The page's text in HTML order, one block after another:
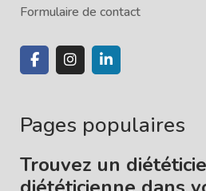
Formulaire de contact
Pages populaires
Trouvez un